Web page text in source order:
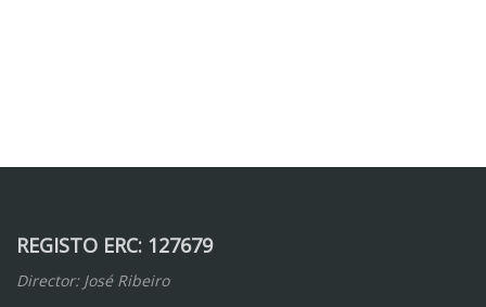
REGISTO ERC: 127679
Director: José Ribeiro